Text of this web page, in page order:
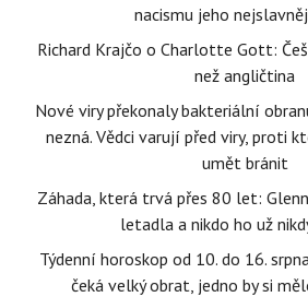
nacismu jeho
Richard Krajčo o Charlotte Gott:
než angličtina
Nové viry překonaly bakteriální
nezná. Vědci varují před viry, proti
umět bránit
Záhada, která trvá přes 80 let:
letadla a nikdo ho už
Týdenní horoskop od 10. do 16.
čeká velký obrat, jedno by si